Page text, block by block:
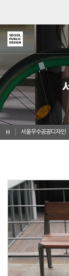
H 서울우수공공디자인